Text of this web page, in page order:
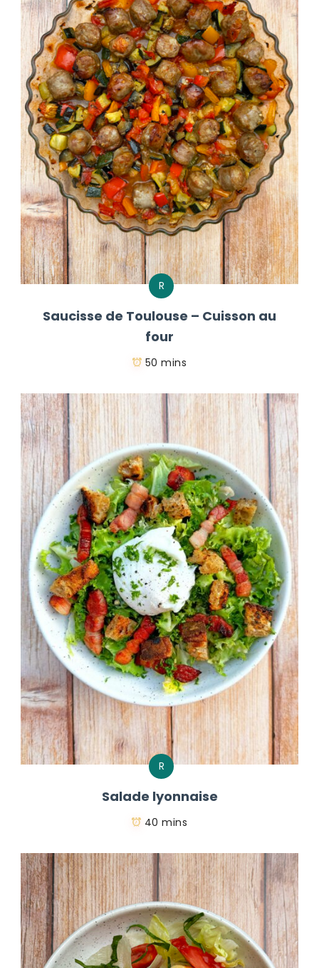
R
Saucisse de Toulouse – Cuisson au
four
50 mins
R
Salade lyonnaise
40 mins